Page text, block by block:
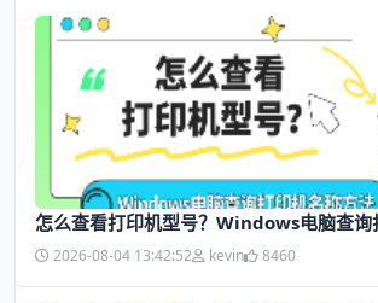
怎么查看打印机型号？Windows电脑查询
2026-08-04 13:42:52 kevin 8460